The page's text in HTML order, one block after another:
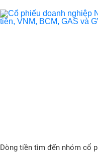
Dòng tiền tìm đến nhóm cổ